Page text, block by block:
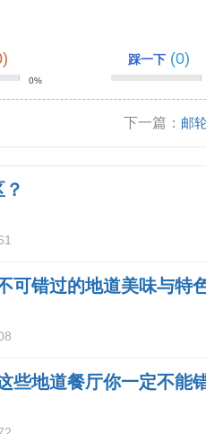
0%
踩一下 (0)
下一篇： 邮
可错过的地道美味与特
些地道餐厅你一定不能